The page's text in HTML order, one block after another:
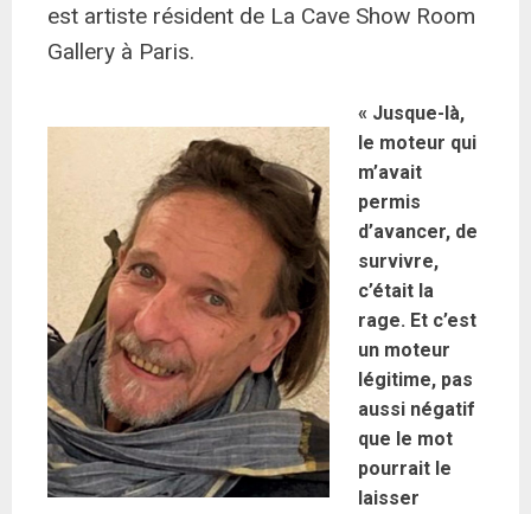
est artiste résident de La Cave Show Room
Gallery à Paris.
« Jusque-là,
le moteur qui
m’avait
permis
d’avancer, de
survivre,
c’était la
rage. Et c’est
un moteur
légitime, pas
aussi négatif
que le mot
pourrait le
laisser